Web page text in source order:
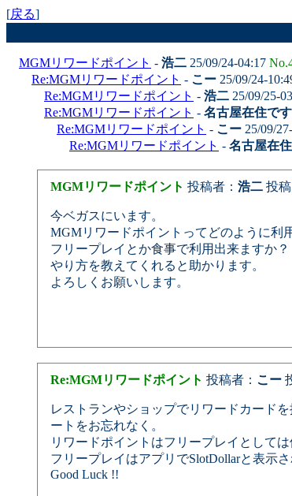
[戻る]
MGMリワードポイント - 浩二 25/09/24-04:17
Re:MGMリワードポイント - こー 25/09/24-
Re:MGMリワードポイント - 浩二 25/09/25-
Re:MGMリワードポイント - 名古屋在住です
Re:MGMリワードポイント - こー 25/09/
Re:MGMリワードポイント - 名古屋在
MGMリワードポイント 投稿者： 浩二投稿
今ベガスにいます。
MGMリワードポイントってどのように利
フリープレイとか食事で利用出来ますか？
やり方を教えてくれると助かります。
よろしくお願いします。
Re:MGMリワードポイント 投稿者： こー
レストランやショップでリワードカード
ートをお忘れなく。
リワードポイントはフリープレイとしては
フリープレイはアプリでSlotDollarと表示
Good Luck !!